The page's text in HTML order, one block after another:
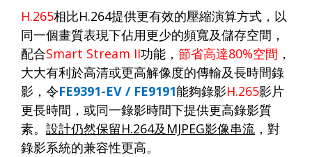
H.265相比H.264提供更有效的壓縮演算方式，以
同一個畫質表現下佔用更少的頻寬及儲存空間，
配合Smart Stream II功能， 節省高達80%空間 ，
大大有利於高清或更高解像度的傳輸及長時間錄
影，令FE9391-EV / FE9191能夠錄影H.265影片
更長時間，或同一錄影時間下提供更高錄影質
素。 設計仍然保留H.264及 MJPEG影像串流 ，對
錄影系統的兼容性更高。